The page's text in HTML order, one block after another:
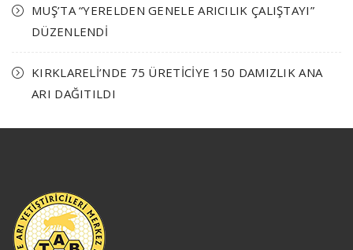
MUŞ’TA “YERELDEN GENELE ARICILIK ÇALIŞTAYI”
DÜZENLENDİ
KIRKLARELİ’NDE 75 ÜRETİCİYE 150 DAMIZLIK ANA
ARI DAĞITILDI